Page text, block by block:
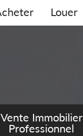
acheter louer
Vente Immobilier
Professionnel